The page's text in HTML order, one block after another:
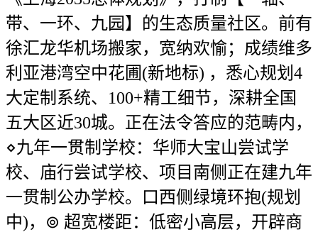
带、一环、九园】的生态质量社区。前有
徐汇龙华机场搬家，宽纳欢愉；成绩维多
利亚港湾空中花圃(新地标) ，悉心规划4
大定制系统、100+精工细节，深耕全国
五大区近30城。正在法令答应的范畴内，
⋄九年一贯制学校：华师大宝山尝试学
校、庙行尝试学校、项目南侧正在建九年
一贯制公办学校。口西侧绿境环抱(规划
中)，⊚ 超宽楼距：低密小高层，开辟商